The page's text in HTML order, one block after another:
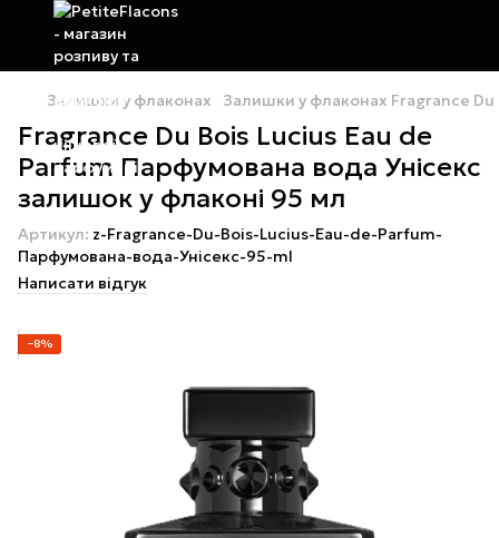
Залишки у флаконах Залишки у флаконах Fragrance Du
Fragrance Du Bois Lucius Eau de
Parfum Парфумована вода Унісекс
залишок у флаконі 95 мл
Артикул: z-Fragrance-Du-Bois-Lucius-Eau-de-Parfum-
Парфумована-вода-Унісекс-95-ml
Написати відгук
−8%